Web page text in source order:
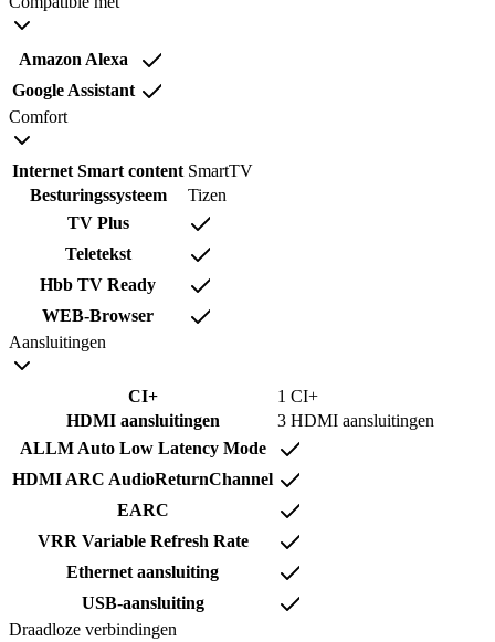
Amazon Alexa
Google Assistant
Comfort
Internet Smart content SmartTV
Besturingssysteem
Tizen
TV Plus
Teletekst
Hbb TV Ready
WEB-Browser
Aansluitingen
CI+
1 CI+
HDMI aansluitingen
3 HDMI aansluitingen
ALLM Auto Low Latency Mode
HDMI ARC AudioReturnChannel
EARC
VRR Variable Refresh Rate
Ethernet aansluiting
USB-aansluiting
Draadloze verbindingen